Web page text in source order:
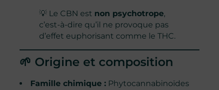
💡 Le CBN est non psychotrope,
c’est-à-dire qu’il ne provoque pas
d’effet euphorisant comme le THC.
🌱 Origine et composition
Famille chimique : Phytocannabinoïdes